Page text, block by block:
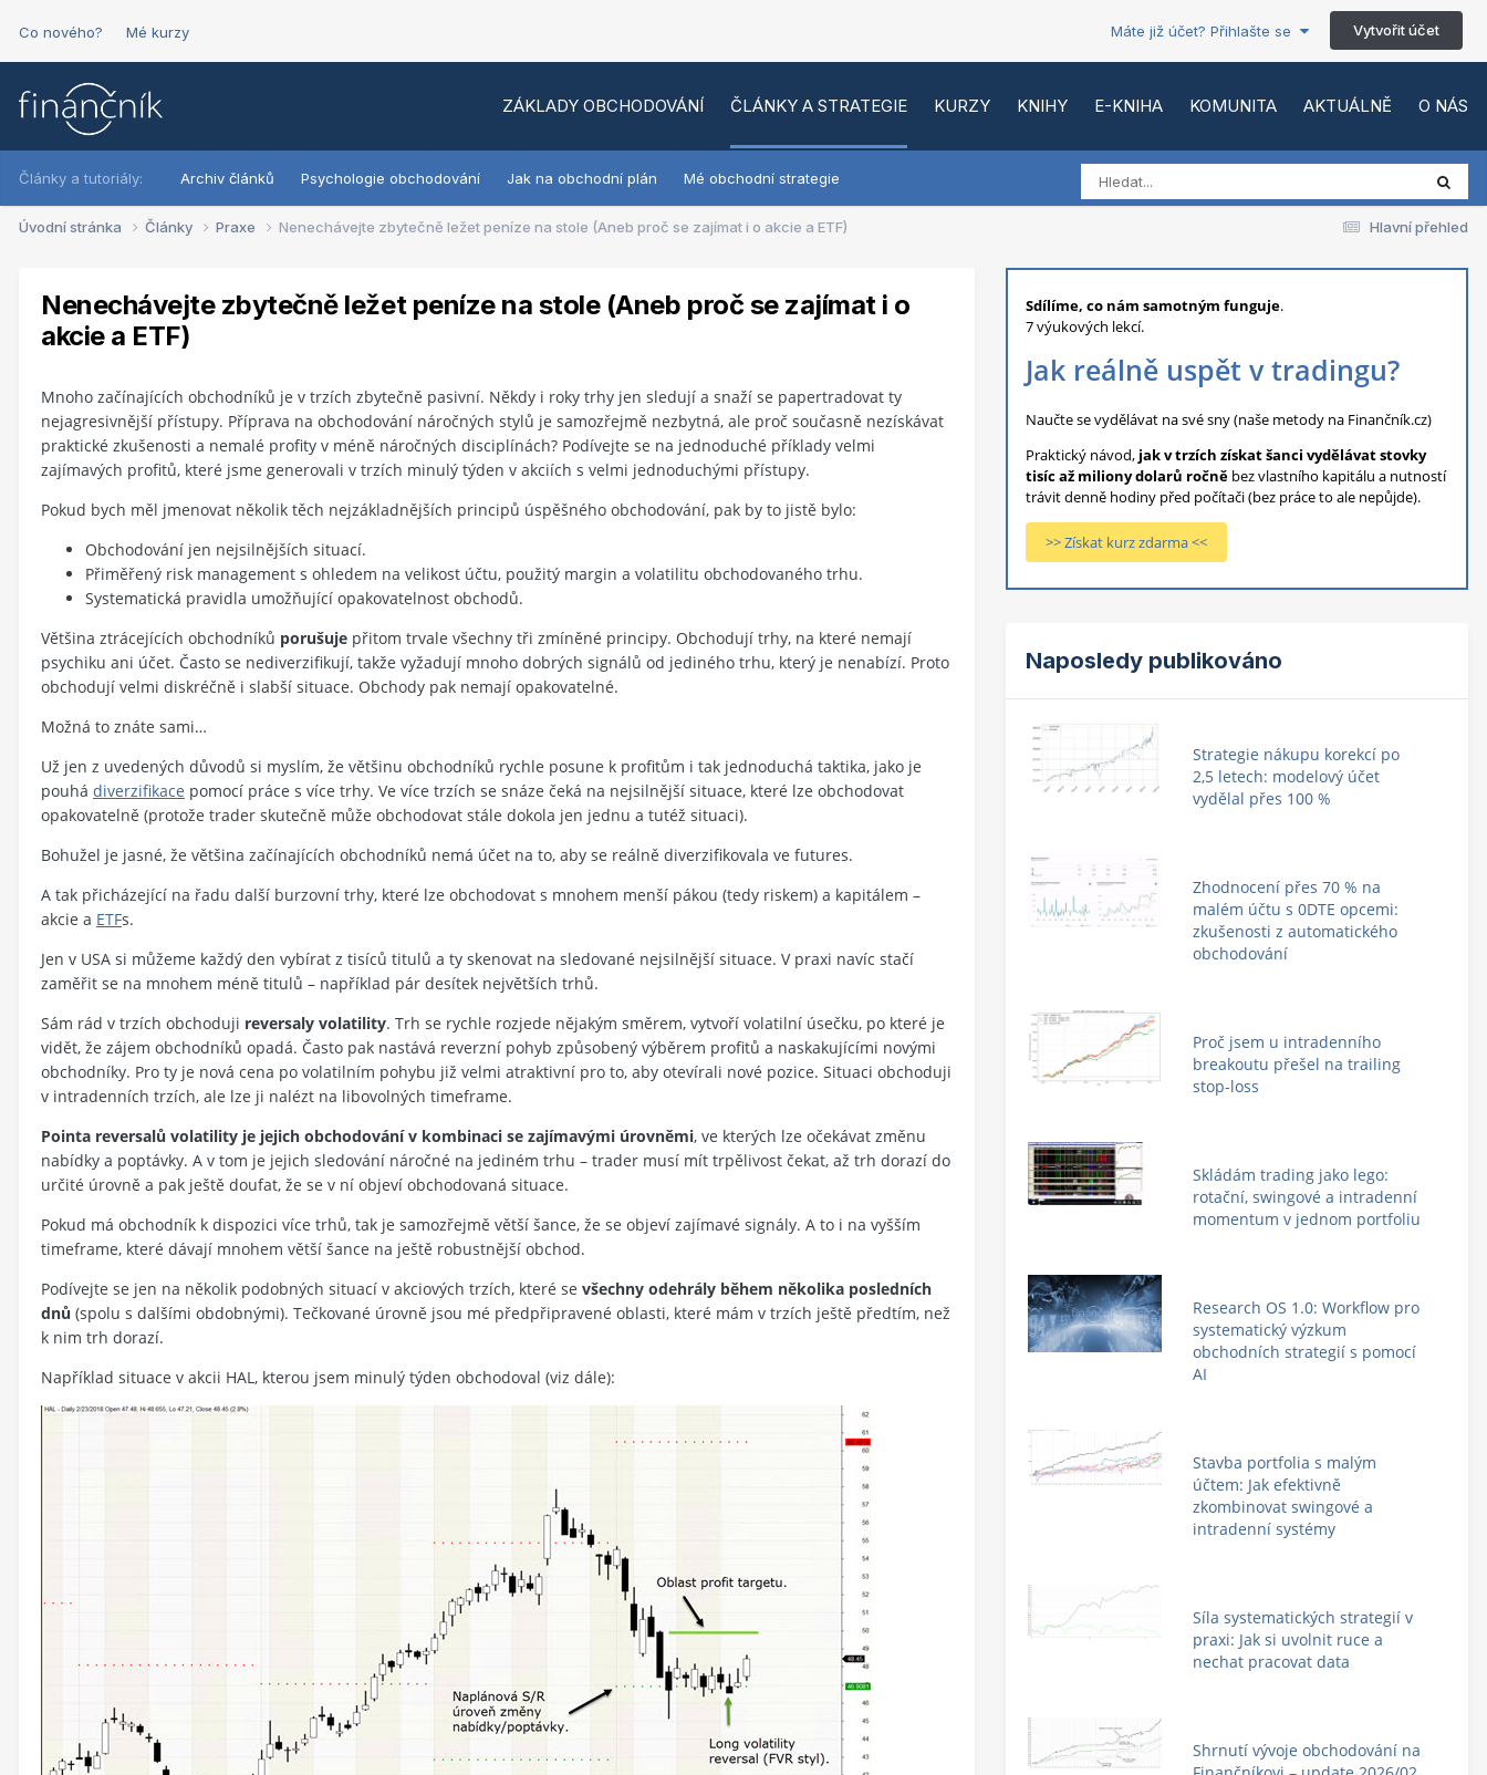
Co nového? Mé kurzy Máte již účet? Přihlašte se Vytvořit účet
ZÁKLADY OBCHODOVÁNÍ ČLÁNKY A STRATEGIE KURZY KNIHY E-KNIHA KOMUNITA AKTUÁLNĚ O NÁS
Články a tutoriály: Archiv článků Psychologie obchodování Jak na obchodní plán Mé obchodní strategie
Hlavní přehled
Úvodní stránka Články Praxe Nenechávejte zbytečně ležet peníze na stole (Aneb proč se zajímat i o akcie a ETF)
Nenechávejte zbytečně ležet peníze na stole (Aneb proč se zajímat i o
akcie a ETF)
Mnoho začínajících obchodníků je v trzích zbytečně pasivní. Někdy i roky trhy jen sledují a snaží se papertradovat ty
nejagresivnější přístupy. Příprava na obchodování náročných stylů je samozřejmě nezbytná, ale proč současně nezískávat
praktické zkušenosti a nemalé profity v méně náročných disciplínách? Podívejte se na jednoduché příklady velmi
zajímavých profitů, které jsme generovali v trzích minulý týden v akciích s velmi jednoduchými přístupy.
Pokud bych měl jmenovat několik těch nejzákladnějších principů úspěšného obchodování, pak by to jistě bylo:
Obchodování jen nejsilnějších situací.
Přiměřený risk management s ohledem na velikost účtu, použitý margin a volatilitu obchodovaného trhu.
Systematická pravidla umožňující opakovatelnost obchodů.
Většina ztrácejících obchodníků porušuje přitom trvale všechny tři zmíněné principy. Obchodují trhy, na které nemají
psychiku ani účet. Často se nediverzifikují, takže vyžadují mnoho dobrých signálů od jediného trhu, který je nenabízí. Proto
obchodují velmi diskréčně i slabší situace. Obchody pak nemají opakovatelné.
Možná to znáte sami…
Už jen z uvedených důvodů si myslím, že většinu obchodníků rychle posune k profitům i tak jednoduchá taktika, jako je
pouhá diverzifikace pomocí práce s více trhy. Ve více trzích se snáze čeká na nejsilnější situace, které lze obchodovat
opakovatelně (protože trader skutečně může obchodovat stále dokola jen jednu a tutéž situaci).
Bohužel je jasné, že většina začínajících obchodníků nemá účet na to, aby se reálně diverzifikovala ve futures.
A tak přicházející na řadu další burzovní trhy, které lze obchodovat s mnohem menší pákou (tedy riskem) a kapitálem –
akcie a ETFs.
Jen v USA si můžeme každý den vybírat z tisíců titulů a ty skenovat na sledované nejsilnější situace. V praxi navíc stačí
zaměřit se na mnohem méně titulů – například pár desítek největších trhů.
Sám rád v trzích obchoduji reversaly volatility. Trh se rychle rozjede nějakým směrem, vytvoří volatilní úsečku, po které je
vidět, že zájem obchodníků opadá. Často pak nastává reverzní pohyb způsobený výběrem profitů a naskakujícími novými
obchodníky. Pro ty je nová cena po volatilním pohybu již velmi atraktivní pro to, aby otevírali nové pozice. Situaci obchoduji
v intradenních trzích, ale lze ji nalézt na libovolných timeframe.
Pointa reversalů volatility je jejich obchodování v kombinaci se zajímavými úrovněmi, ve kterých lze očekávat změnu
nabídky a poptávky. A v tom je jejich sledování náročné na jediném trhu – trader musí mít trpělivost čekat, až trh dorazí do
určité úrovně a pak ještě doufat, že se v ní objeví obchodovaná situace.
Pokud má obchodník k dispozici více trhů, tak je samozřejmě větší šance, že se objeví zajímavé signály. A to i na vyšším
timeframe, které dávají mnohem větší šance na ještě robustnější obchod.
Podívejte se jen na několik podobných situací v akciových trzích, které se všechny odehrály během několika posledních
dnů (spolu s dalšími obdobnými). Tečkované úrovně jsou mé předpřipravené oblasti, které mám v trzích ještě předtím, než
k nim trh dorazí.
Například situace v akcii HAL, kterou jsem minulý týden obchodoval (viz dále):
Sdílíme, co nám samotným funguje.
7 výukových lekcí.
Jak reálně uspět v tradingu?
Naučte se vydělávat na své sny (naše metody na Finančník.cz)
Praktický návod, jak v trzích získat šanci vydělávat stovky
tisíc až miliony dolarů ročněbez vlastního kapitálu a nutností
trávit denně hodiny před počítači (bez práce to ale nepůjde).
>> Získat kurz zdarma <<
Naposledy publikováno
Strategie nákupu korekcí po
2,5 letech: modelový účet
vydělal přes 100 %
Zhodnocení přes 70 % na
malém účtu s 0DTE opcemi:
zkušenosti z automatického
obchodování
Proč jsem u intradenního
breakoutu přešel na trailing
stop-loss
Skládám trading jako lego:
rotační, swingové a intradenní
momentum v jednom portfoliu
Research OS 1.0: Workflow pro
systematický výzkum
obchodních strategií s pomocí
AI
Stavba portfolia s malým
účtem: Jak efektivně
zkombinovat swingové a
intradenní systémy
Síla systematických strategií v
praxi: Jak si uvolnit ruce a
nechat pracovat data
Shrnutí vývoje obchodování na